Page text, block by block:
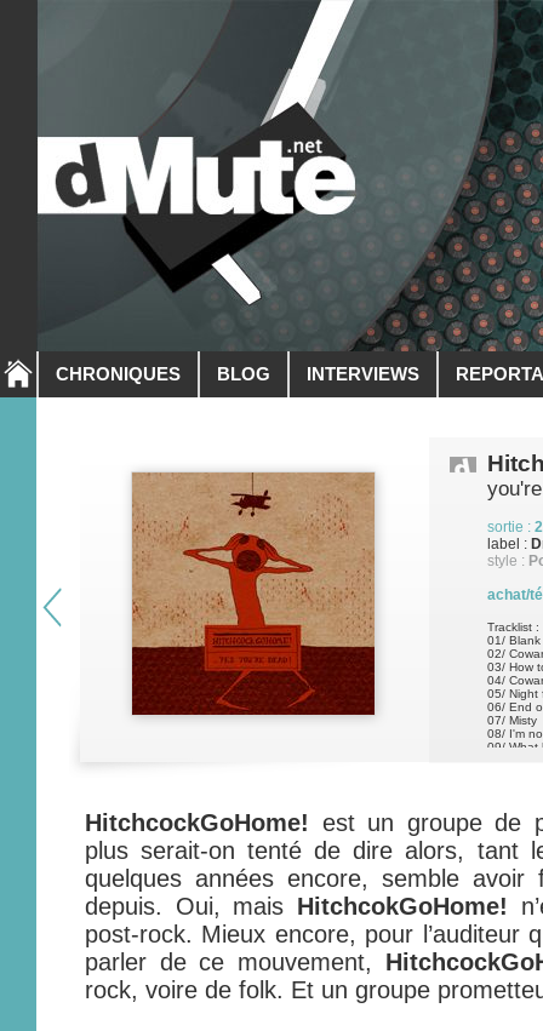
CHRONIQUES BLOG INTERVIEWS
sortie :
label :
style :
achat/
Tracklist :
01/ Blank
02/
03/ How
04/
05/ Night
06/ End
07/ Misty
08/ I'm
09/ What
HitchcockGoHome! est un groupe de
plus serait-on tenté de dire alors, tant
quelques années encore, semble avoir
depuis. Oui, mais HitchcokGoHome!
post-rock. Mieux encore, pour l’auditeur
parler de ce mouvement,
rock, voire de folk. Et un groupe